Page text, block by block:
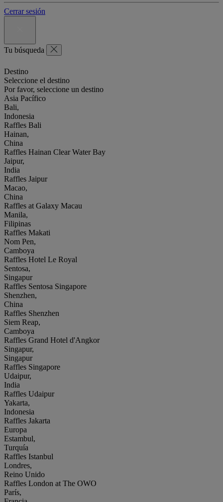
Cerrar sesión
Tu búsqueda
Destino
Seleccione el destino
Por favor, seleccione un destino
Asia Pacífico
Bali,
Indonesia
Raffles Bali
Hainan,
China
Raffles Hainan Clear Water Bay
Jaipur,
India
Raffles Jaipur
Macao,
China
Raffles at Galaxy Macau
Manila,
Filipinas
Raffles Makati
Nom Pen,
Camboya
Raffles Hotel Le Royal
Sentosa,
Singapur
Raffles Sentosa Singapore
Shenzhen,
China
Raffles Shenzhen
Siem Reap,
Camboya
Raffles Grand Hotel d'Angkor
Singapur,
Singapur
Raffles Singapore
Udaipur,
India
Raffles Udaipur
Yakarta,
Indonesia
Raffles Jakarta
Europa
Estambul,
Turquía
Raffles Istanbul
Londres,
Reino Unido
Raffles London at The OWO
París,